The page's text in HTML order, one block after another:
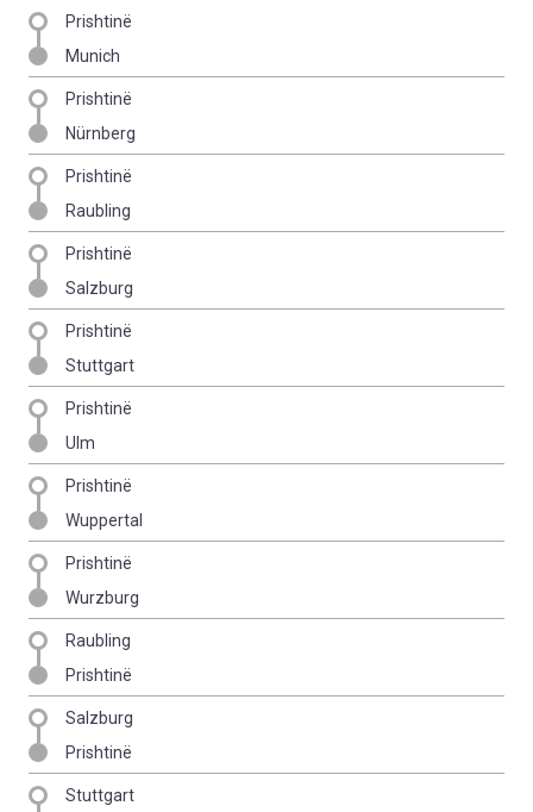
Prishtinë
Munich
Prishtinë
Nürnberg
Prishtinë
Raubling
Prishtinë
Salzburg
Prishtinë
Stuttgart
Prishtinë
Ulm
Prishtinë
Wuppertal
Prishtinë
Wurzburg
Raubling
Prishtinë
Salzburg
Prishtinë
Stuttgart